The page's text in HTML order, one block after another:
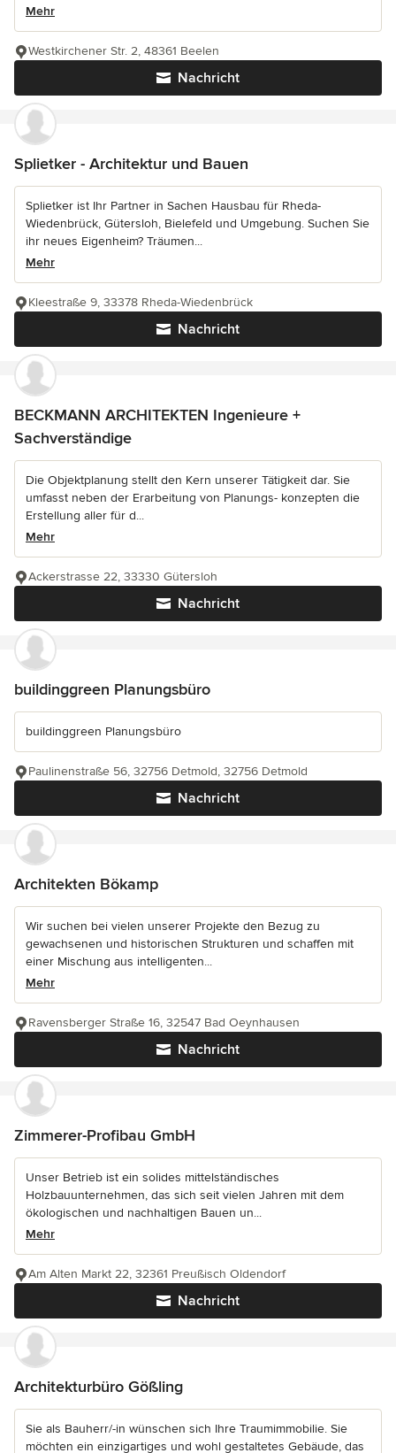
Mehr
Nachricht
Westkirchener Str. 2, 48361 Beelen
Splietker - Architektur und Bauen
Splietker ist Ihr Partner in Sachen Hausbau für Rheda-
Wiedenbrück, Gütersloh, Bielefeld und Umgebung. Suchen Sie
ihr neues Eigenheim? Träumen...
Mehr
Nachricht
Kleestraße 9, 33378 Rheda-Wiedenbrück
BECKMANN ARCHITEKTEN Ingenieure +
Sachverständige
Die Objektplanung stellt den Kern unserer Tätigkeit dar. Sie
umfasst neben der Erarbeitung von Planungs- konzepten die
Erstellung aller für d...
Mehr
Nachricht
Ackerstrasse 22, 33330 Gütersloh
buildinggreen Planungsbüro
buildinggreen Planungsbüro
Nachricht
Paulinenstraße 56, 32756 Detmold, 32756 Detmold
Architekten Bökamp
Wir suchen bei vielen unserer Projekte den Bezug zu
gewachsenen und historischen Strukturen und schaffen mit
einer Mischung aus intelligenten...
Mehr
Nachricht
Ravensberger Straße 16, 32547 Bad Oeynhausen
Zimmerer-Profibau GmbH
Unser Betrieb ist ein solides mittelständisches
Holzbauunternehmen, das sich seit vielen Jahren mit dem
ökologischen und nachhaltigen Bauen un...
Mehr
Nachricht
Am Alten Markt 22, 32361 Preußisch Oldendorf
Architekturbüro Gößling
Sie als Bauherr/-in wünschen sich Ihre Traumimmobilie. Sie
möchten ein einzigartiges und wohl gestaltetes Gebäude, das